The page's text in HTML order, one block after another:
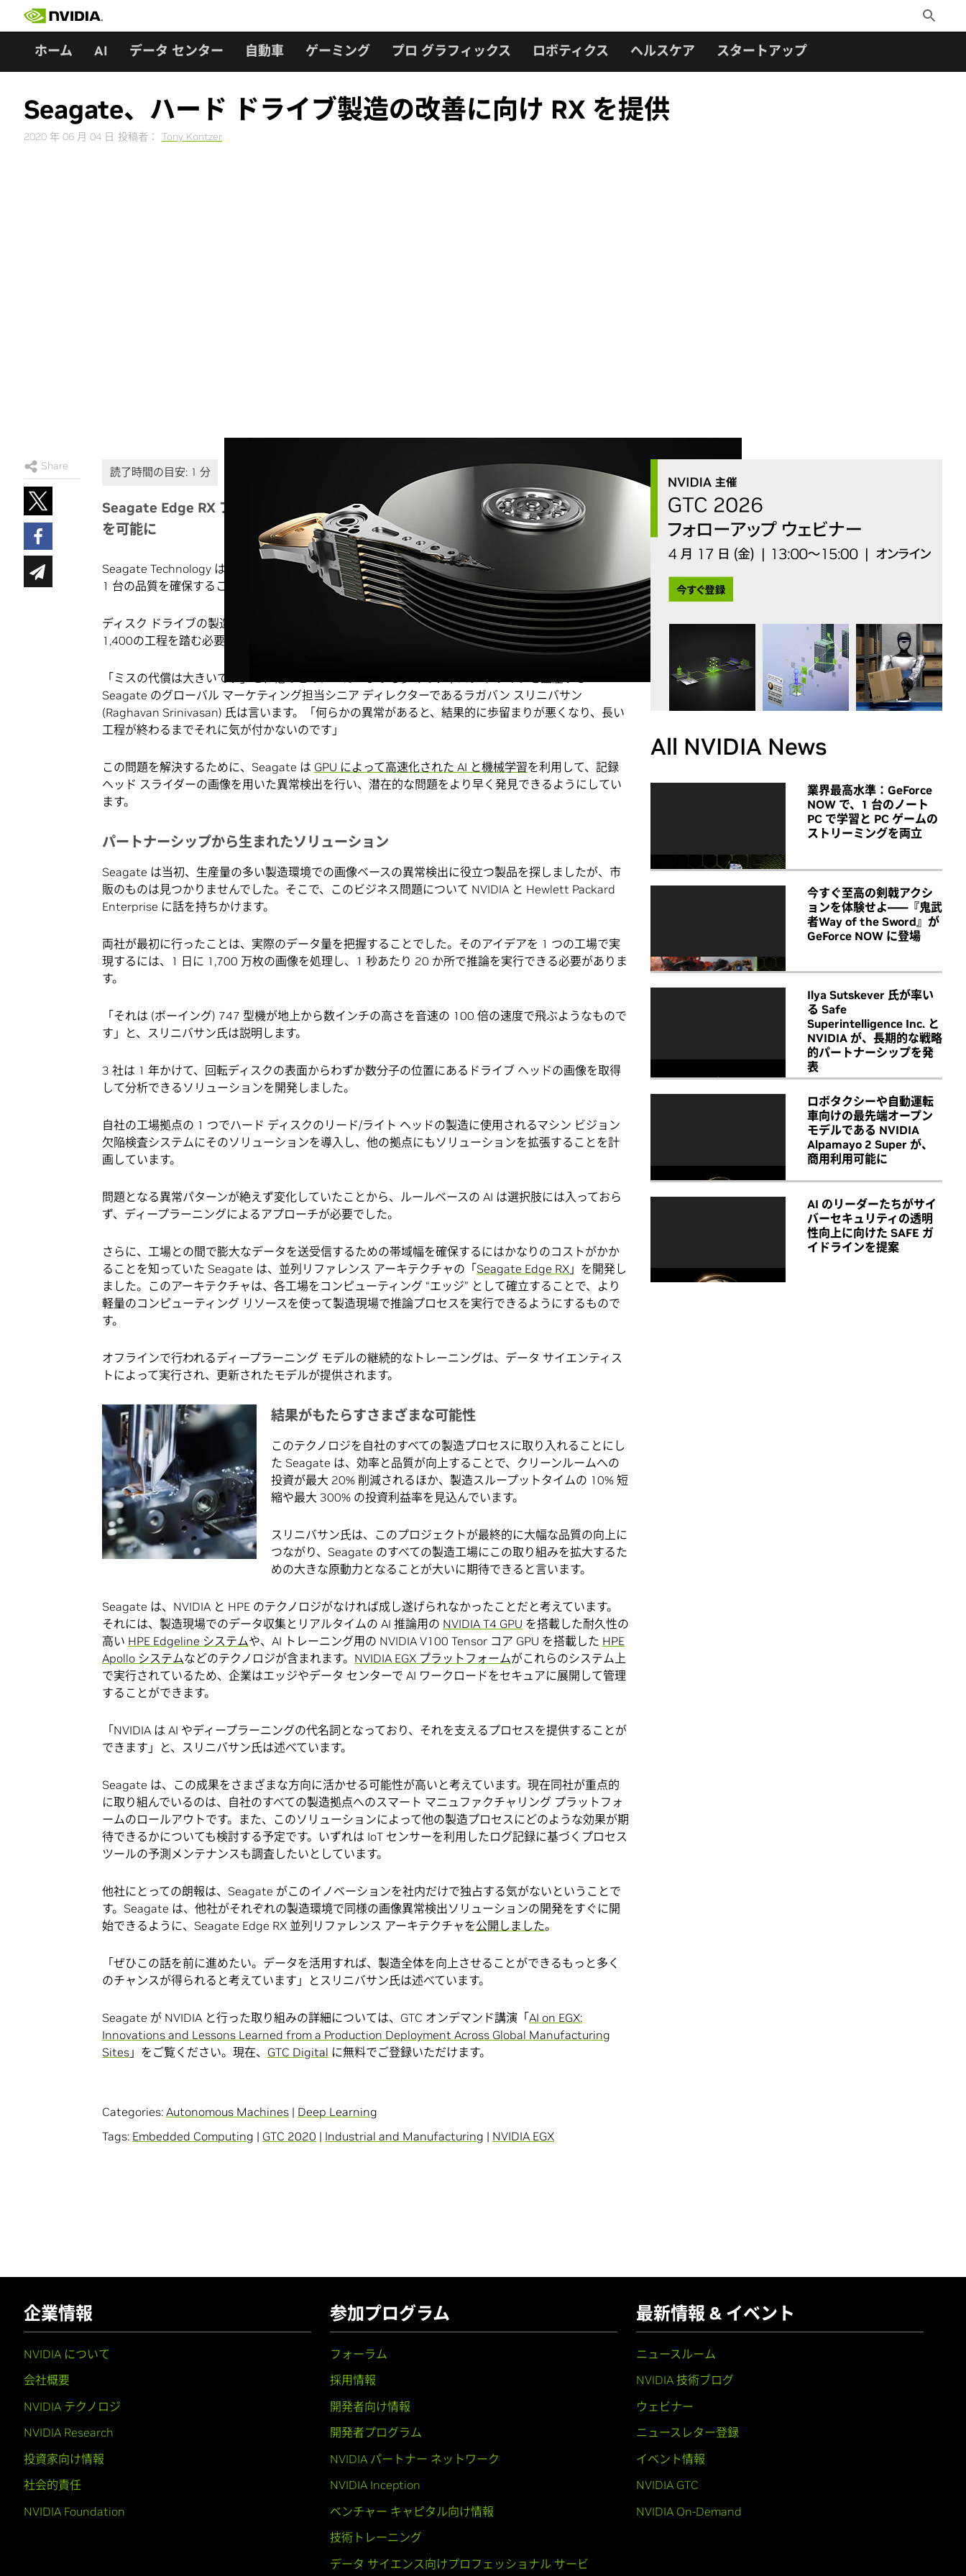
Toggle
Search
ホーム AI データ センター 自動車 ゲーミング プロ グラフィックス ロボティクス ヘルスケア スタートアップ
Seagate、ハード ドライブ製造の改善に向け RX を提供
2020 年 06 月 04 日 投稿者： Tony Kontzer
Share
Seagate Edge RX プラットフォームが NVIDIA EGX を利用して製造現場での AI 推論
を可能に
Seagate Technology は、四半期ごとに何千万台ものハードディスク ドライブを出荷しています。1 台
1 台の品質を確保することを最優先事項としていますが、簡単なことではありません。
ディスク ドライブの製造プロセスは非常に複雑です。たとえば、ドライブ ヘッドを製造するだけでも
1,400の工程を踏む必要があります。わずかなミスでさえも製品の欠陥につながりかねません。
「ミスの代償は大きいです」と、他のどのメーカーよりも多くのディスク ドライブを生産する
Seagate のグローバル マーケティング担当シニア ディレクターであるラガバン スリニバサン
(Raghavan Srinivasan) 氏は言います。「何らかの異常があると、結果的に歩留まりが悪くなり、長い
工程が終わるまでそれに気が付かないのです」
この問題を解決するために、Seagate は GPU によって高速化された AI と機械学習を利用して、記録
ヘッド スライダーの画像を用いた異常検出を行い、潜在的な問題をより早く発見できるようにしてい
ます。
パートナーシップから生まれたソリューション
Seagate は当初、生産量の多い製造環境での画像ベースの異常検出に役立つ製品を探しましたが、市
販のものは見つかりませんでした。そこで、このビジネス問題について NVIDIA と Hewlett Packard
Enterprise に話を持ちかけます。
両社が最初に行ったことは、実際のデータ量を把握することでした。そのアイデアを 1 つの工場で実
現するには、1 日に 1,700 万枚の画像を処理し、1 秒あたり 20 か所で推論を実行できる必要がありま
す。
「それは (ボーイング) 747 型機が地上から数インチの高さを音速の 100 倍の速度で飛ぶようなもので
す」と、スリニバサン氏は説明します。
3 社は 1 年かけて、回転ディスクの表面からわずか数分子の位置にあるドライブ ヘッドの画像を取得
して分析できるソリューションを開発しました。
自社の工場拠点の 1 つでハード ディスクのリード/ライト ヘッドの製造に使用されるマシン ビジョン
欠陥検査システムにそのソリューションを導入し、他の拠点にもソリューションを拡張することを計
画しています。
問題となる異常パターンが絶えず変化していたことから、ルールベースの AI は選択肢には入っておら
ず、ディープラーニングによるアプローチが必要でした。
さらに、工場との間で膨大なデータを送受信するための帯域幅を確保するにはかなりのコストがかか
ることを知っていた Seagate は、並列リファレンス アーキテクチャの「Seagate Edge RX 」を開発し
ました。このアーキテクチャは、各工場をコンピューティング “エッジ” として確立することで、より
軽量のコンピューティング リソースを使って製造現場で推論プロセスを実行できるようにするもので
す。
オフラインで行われるディープラーニング モデルの継続的なトレーニングは、データ サイエンティス
トによって実行され、更新されたモデルが提供されます。
結果がもたらすさまざまな可能性
このテクノロジを自社のすべての製造プロセスに取り入れることにし
た Seagate は、効率と品質が向上することで、クリーンルームへの
投資が最大 20% 削減されるほか、製造スループットタイムの 10% 短
縮や最大 300% の投資利益率を見込んでいます。
スリニバサン氏は、このプロジェクトが最終的に大幅な品質の向上に
つながり、Seagate のすべての製造工場にこの取り組みを拡大するた
めの大きな原動力となることが大いに期待できると言います。
Seagate は、NVIDIA と HPE のテクノロジがなければ成し遂げられなかったことだと考えています。
それには、製造現場でのデータ収集とリアルタイムの AI 推論用の NVIDIA T4 GPU を搭載した耐久性の
高い HPE Edgeline システムや、AI トレーニング用の NVIDIA V100 Tensor コア GPU を搭載した HPE
Apollo システムなどのテクノロジが含まれます。 NVIDIA EGX プラットフォームがこれらのシステム上
で実行されているため、企業はエッジやデータ センターで AI ワークロードをセキュアに展開して管理
することができます。
「NVIDIA は AI やディープラーニングの代名詞となっており、それを支えるプロセスを提供することが
できます」と、スリニバサン氏は述べています。
Seagate は、この成果をさまざまな方向に活かせる可能性が高いと考えています。現在同社が重点的
に取り組んでいるのは、自社のすべての製造拠点へのスマート マニュファクチャリング プラットフォ
ームのロールアウトです。また、このソリューションによって他の製造プロセスにどのような効果が期
待できるかについても検討する予定です。いずれは IoT センサーを利用したログ記録に基づくプロセス
ツールの予測メンテナンスも調査したいとしています。
他社にとっての朗報は、Seagate がこのイノベーションを社内だけで独占する気がないということで
す。Seagate は、他社がそれぞれの製造環境で同様の画像異常検出ソリューションの開発をすぐに開
始できるように、Seagate Edge RX 並列リファレンス アーキテクチャを公開しました。
「ぜひこの話を前に進めたい。データを活用すれば、製造全体を向上させることができるもっと多く
のチャンスが得られると考えています」とスリニバサン氏は述べています。
Seagate が NVIDIA と行った取り組みの詳細については、GTC オンデマンド講演「AI on EGX:
Innovations and Lessons Learned from a Production Deployment Across Global Manufacturing
Sites 」をご覧ください。現在、 GTC Digital に無料でご登録いただけます。
Categories: Autonomous Machines | Deep Learning
Tags: Embedded Computing | GTC 2020 | Industrial and Manufacturing | NVIDIA EGX
All NVIDIA News
業界最高水準：GeForce
NOW で、1 台のノート
PC で学習と PC ゲームの
ストリーミングを両立
今すぐ至高の剣戟アクシ
ョンを体験せよ――『鬼武
者Way of the Sword』が
GeForce NOW に登場
Ilya Sutskever 氏が率い
る Safe
Superintelligence Inc. と
NVIDIA が、長期的な戦略
的パートナーシップを発
表
ロボタクシーや自動運転
車向けの最先端オープン
モデルである NVIDIA
Alpamayo 2 Super が、
商用利用可能に
AI のリーダーたちがサイ
バーセキュリティの透明
性向上に向けた SAFE ガ
イドラインを提案
企業情報
NVIDIA について
会社概要
NVIDIA テクノロジ
NVIDIA Research
投資家向け情報
社会的責任
NVIDIA Foundation
参加プログラム
フォーラム
採用情報
開発者向け情報
開発者プログラム
NVIDIA パートナー ネットワーク
NVIDIA Inception
ベンチャー キャピタル向け情報
技術トレーニング
データ サイエンス向けプロフェッショナル サービ
最新情報 & イベント
ニュースルーム
NVIDIA 技術ブログ
ウェビナー
ニュースレター登録
イベント情報
NVIDIA GTC
NVIDIA On-Demand